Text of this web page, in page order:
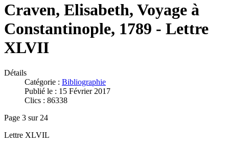
Craven, Elisabeth, Voyage à
Constantinople, 1789 - Lettre
XLVII
Détails
Catégorie : Bibliographie
Publié le : 15 Février 2017
Clics : 86338
Page 3 sur 24
Lettre XLVIL